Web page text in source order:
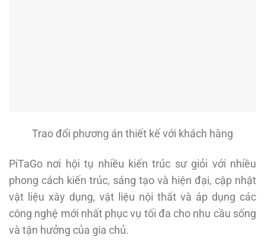
Trao đổi phương án thiết kế với khách hàng
PiTaGo nơi hội tụ nhiều kiến trúc sư giỏi với nhiều
phong cách kiến trúc, sáng tạo và hiện đại, cập nhật
vật liệu xây dụng, vật liệu nội thất và áp dụng các
công nghệ mới nhất phục vụ tối đa cho nhu cầu sống
và tận hưởng của gia chủ.